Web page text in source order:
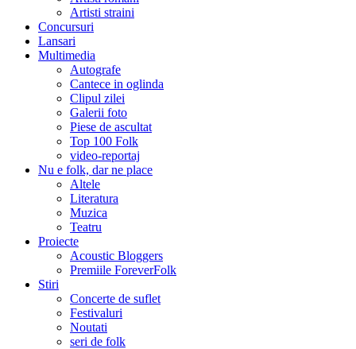
Artisti straini
Concursuri
Lansari
Multimedia
Autografe
Cantece in oglinda
Clipul zilei
Galerii foto
Piese de ascultat
Top 100 Folk
video-reportaj
Nu e folk, dar ne place
Altele
Literatura
Muzica
Teatru
Proiecte
Acoustic Bloggers
Premiile ForeverFolk
Stiri
Concerte de suflet
Festivaluri
Noutati
seri de folk